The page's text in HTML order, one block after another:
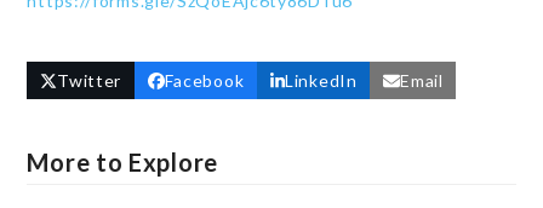
Twitter Facebook LinkedIn Email
More to Explore